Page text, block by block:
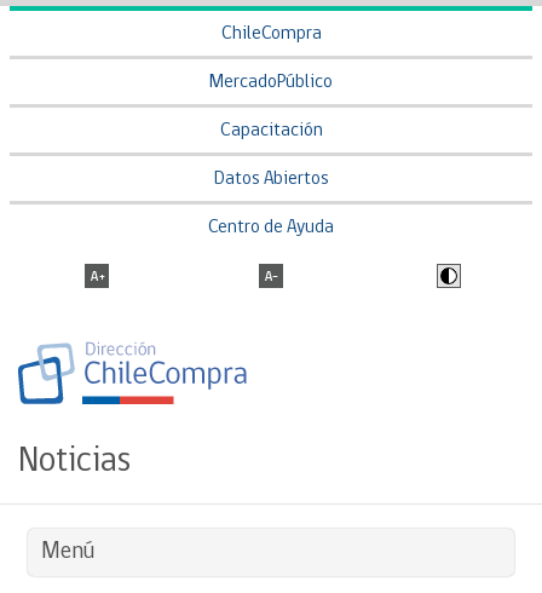
ChileCompra
MercadoPúblico
Capacitación
Datos Abiertos
Centro de Ayuda
Noticias
Menú